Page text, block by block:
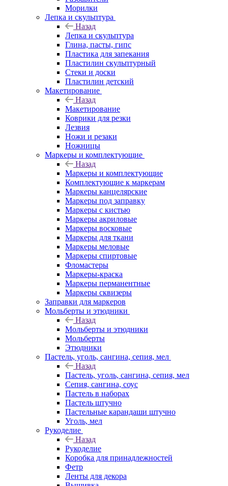
Морилки
Лепка и скульптура
Назад
Лепка и скульптура
Глина, пасты, гипс
Пластика для запекания
Пластилин скульптурный
Стеки и доски
Пластилин детский
Макетирование
Назад
Макетирование
Коврики для резки
Лезвия
Ножи и резаки
Ножницы
Маркеры и комплектующие
Назад
Маркеры и комплектующие
Комплектующие к маркерам
Маркеры канцелярские
Маркеры под заправку
Маркеры с кистью
Маркеры акриловые
Маркеры восковые
Маркеры для ткани
Маркеры меловые
Маркеры спиртовые
Фломастеры
Маркеры-краска
Маркеры перманентные
Маркеры сквизеры
Заправки для маркеров
Мольберты и этюдники
Назад
Мольберты и этюдники
Мольберты
Этюдники
Пастель, уголь, сангина, сепия, мел
Назад
Пастель, уголь, сангина, сепия, мел
Сепия, сангина, соус
Пастель в наборах
Пастель штучно
Пастельные карандаши штучно
Уголь, мел
Рукоделие
Назад
Рукоделие
Коробка для принадлежностей
Фетр
Ленты для декора